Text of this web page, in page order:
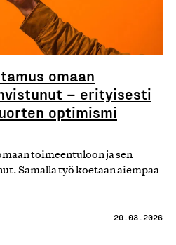
omaan
– erityisesti
optimismi
toimeentuloon ja sen
Samalla työ koetaan aiempaa
20.03.2026